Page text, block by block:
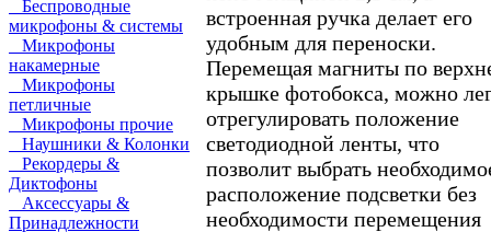
Беспроводные
микрофоны & системы
Микрофоны
накамерные
Микрофоны
петличные
Микрофоны прочие
Наушники & Колонки
Рекордеры &
Диктофоны
Аксессуары &
Принадлежности
встроенная ручка делает его
удобным для переноски.
Перемещая магниты по
крышке фотобокса, можно
отрегулировать положение
светодиодной ленты, что
позволит выбрать
расположение подсветки без
необходимости перемещения